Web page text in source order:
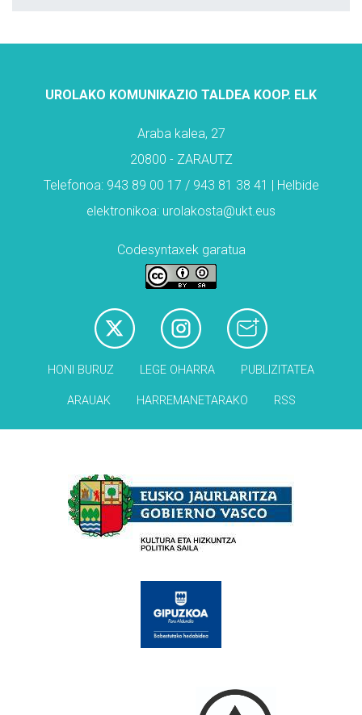
UROLAKO KOMUNIKAZIO TALDEA KOOP. ELK
Araba kalea, 27
20800 - ZARAUTZ
Telefonoa: 943 89 00 17 / 943 81 38 41 | Helbide
elektronikoa: urolakosta@ukt.eus
Codesyntaxek garatua
HONI BURUZ LEGE OHARRA PUBLIZITATEA
ARAUAK HARREMANETARAKO RSS